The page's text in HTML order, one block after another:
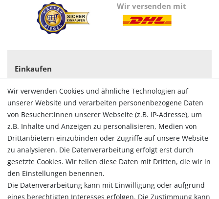
Wir versenden mit
Einkaufen
Zahlungsarten
Versandarten & -kosten
Widerrufsrecht
Vertrag widerrufen
Konto
Login
Registrieren
Warenkorb
Zur Kasse
Wir verwenden Cookies und ähnliche Technologien auf
unserer Website und verarbeiten personenbezogene Daten
von Besucher:innen unserer Webseite (z.B. IP-Adresse), um
z.B. Inhalte und Anzeigen zu personalisieren, Medien von
Drittanbietern einzubinden oder Zugriffe auf unsere Website
zu analysieren. Die Datenverarbeitung erfolgt erst durch
gesetzte Cookies. Wir teilen diese Daten mit Dritten, die wir in
den Einstellungen benennen.
Die Datenverarbeitung kann mit Einwilligung oder aufgrund
eines berechtigten Interesses erfolgen. Die Zustimmung kann